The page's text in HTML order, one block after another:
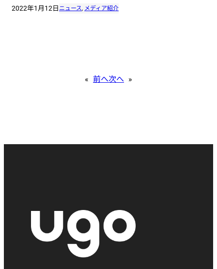
2022年1月12日 ニュース, メディア紹介
« 前へ次へ »